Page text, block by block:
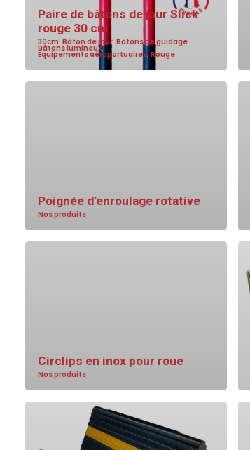
Paire de bâtons de jour Slick
rouge 30 cm
30cm ,Bâton de jour ,Bâtons de guidage
Bâtons lumineux,
Équipements aéroportuaires ,Rouge
Poignée d’enroulage rotative
Nos produits
Circlips en inox pour roue
Nos produits